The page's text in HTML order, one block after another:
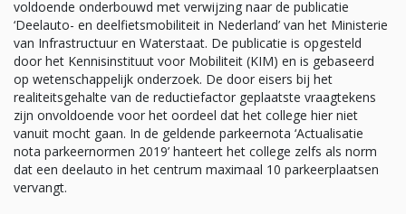
voldoende onderbouwd met verwijzing naar de publicatie
‘Deelauto- en deelfietsmobiliteit in Nederland’ van het Ministerie
van Infrastructuur en Waterstaat. De publicatie is opgesteld
door het Kennisinstituut voor Mobiliteit (KIM) en is gebaseerd
op wetenschappelijk onderzoek. De door eisers bij het
realiteitsgehalte van de reductiefactor geplaatste vraagtekens
zijn onvoldoende voor het oordeel dat het college hier niet
vanuit mocht gaan. In de geldende parkeernota ‘Actualisatie
nota parkeernormen 2019’ hanteert het college zelfs als norm
dat een deelauto in het centrum maximaal 10 parkeerplaatsen
vervangt.